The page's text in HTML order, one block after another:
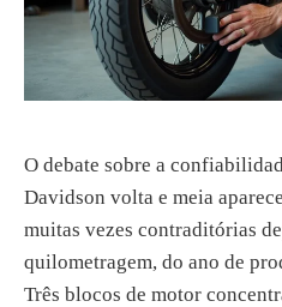
O debate sobre a
Davidson volta e meia
muitas vezes contraditórias
quilometragem, do ano de
Três blocos de motor